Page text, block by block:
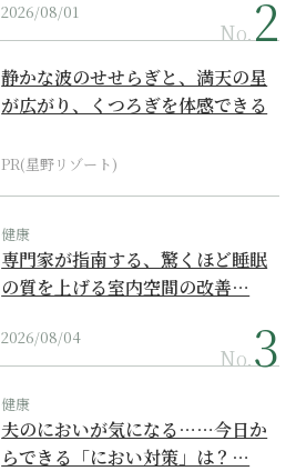
2026/08/01
No.
静かな波のせせらぎと、満天の星
が広がり、くつろぎを体感できる
PR(星野リゾート)
健康
専門家が指南する、驚くほど睡眠
の質を上げる室内空間の改善…
2026/08/04
No.
健康
夫のにおいが気になる……今日か
らできる「におい対策」は？…